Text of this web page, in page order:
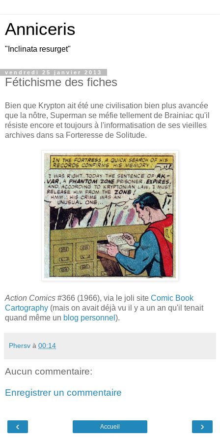
Anniceris
"Inclinata resurget"
vendredi 25 janvier 2013
Fétichisme des fiches
Bien que Krypton ait été une civilisation bien plus avancée
que la nôtre, Superman se méfie tellement de Brainiac qu'il
résiste encore et toujours à l'informatisation de ses vieilles
archives dans sa Forteresse de Solitude.
Action Comics #366 (1966), via le joli site Comic Book
Cartography (mais on avait déjà vu il y a un an qu'il tenait
quand même un blog personnel ).
Phersv à 00:14
Aucun commentaire:
Enregistrer un commentaire
‹ ›
Accueil